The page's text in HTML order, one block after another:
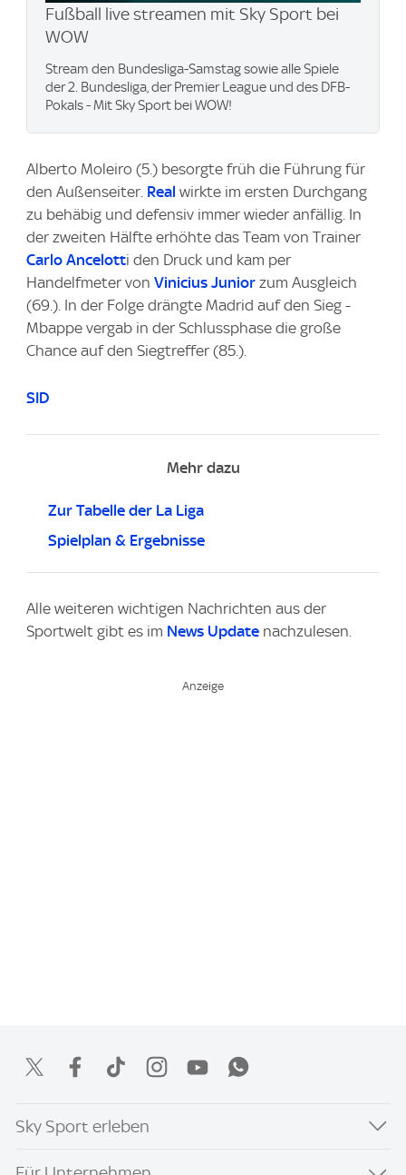
Fußball live streamen mit Sky Sport bei
WOW
Stream den Bundesliga-Samstag sowie alle Spiele
der 2. Bundesliga, der Premier League und des DFB-
Pokals - Mit Sky Sport bei WOW!
Alberto Moleiro (5.) besorgte früh die Führung für
den Außenseiter. Real wirkte im ersten Durchgang
zu behäbig und defensiv immer wieder anfällig. In
der zweiten Hälfte erhöhte das Team von Trainer
Carlo Ancelotti den Druck und kam per
Handelfmeter von Vinicius Junior zum Ausgleich
(69.). In der Folge drängte Madrid auf den Sieg -
Mbappe vergab in der Schlussphase die große
Chance auf den Siegtreffer (85.).
SID
Mehr dazu
Zur Tabelle der La Liga
Spielplan & Ergebnisse
Alle weiteren wichtigen Nachrichten aus der
Sportwelt gibt es im News Update nachzulesen.
Sky Sport erleben